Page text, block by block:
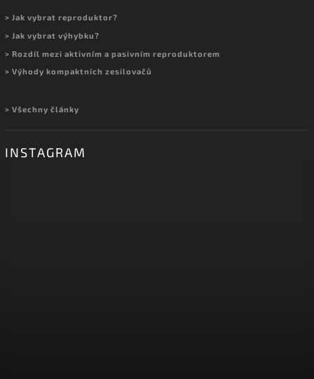
> Jak vybrat reproduktor?
> Jak vybrat výhybku?
> Rozdíl mezi aktivním a pasivním reproduktorem
> Výhody kompaktních zesilovačů
> Všechny články
INSTAGRAM